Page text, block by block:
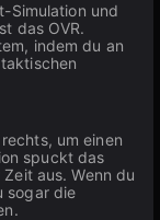
Simulation und
das OVR.
indem du an
um einen
spuckt das
aus. Wenn du
sogar die